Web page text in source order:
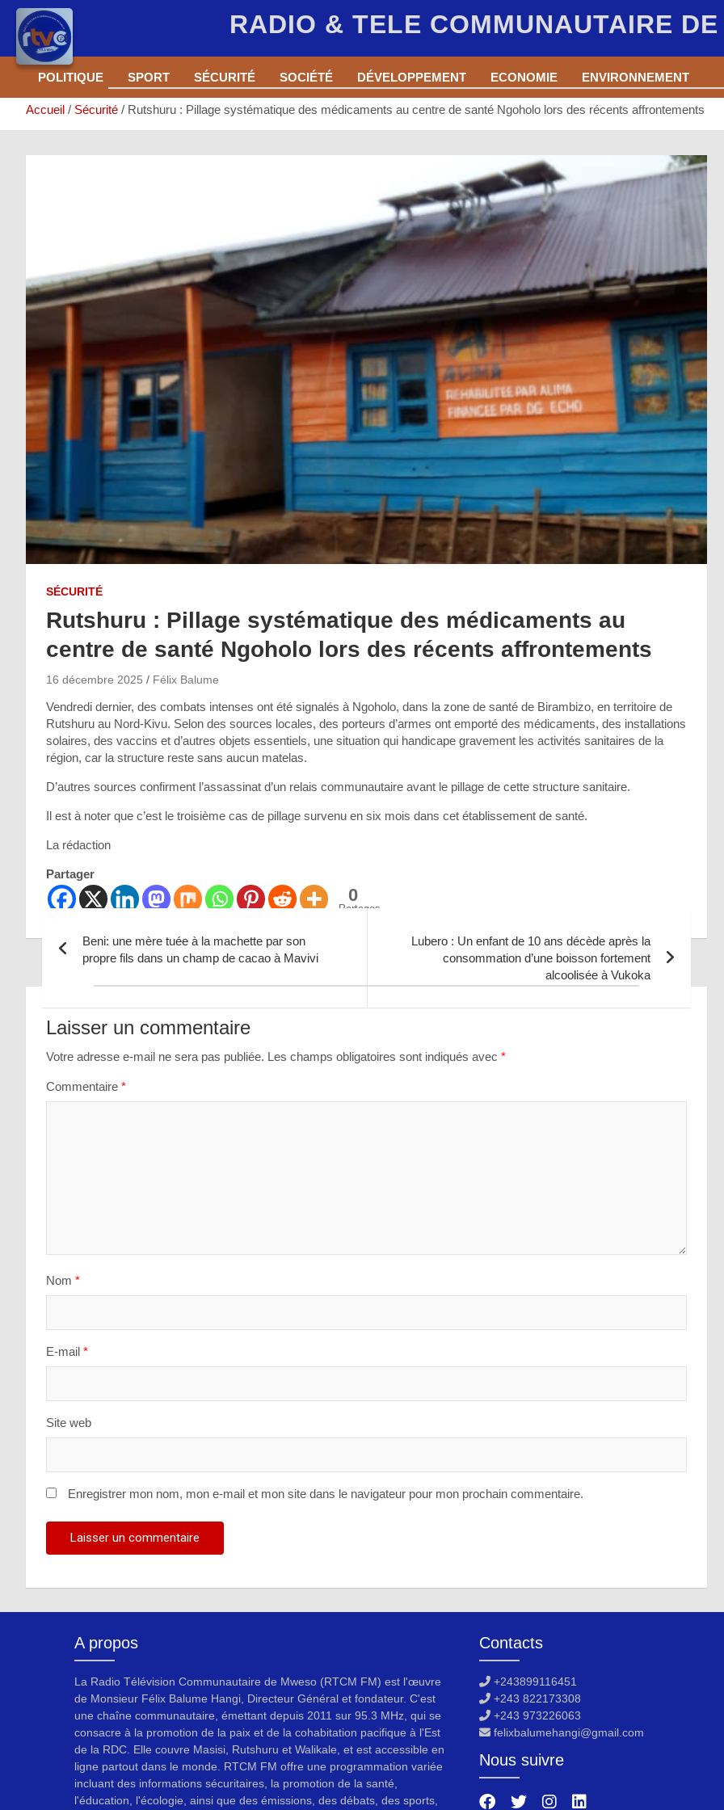
RADIO & TELE COMMUNAUTAIRE DE
Aller
contenu
POLITIQUE SPORT SÉCURITÉ SOCIÉTÉ DÉVELOPPEMENT ECONOMIE ENVIRONNEMENT
Accueil Sécurité Rutshuru : Pillage systématique des médicaments au centre de santé Ngoholo lors des récents affrontements
SÉCURITÉ
Rutshuru : Pillage systématique des médicaments au
centre de santé Ngoholo lors des récents affrontements
16 décembre 2025 Félix Balume
Vendredi dernier, des combats intenses ont été signalés à Ngoholo, dans la zone de santé de Birambizo, en territoire de
Rutshuru au Nord-Kivu. Selon des sources locales, des porteurs d’armes ont emporté des médicaments, des installations
solaires, des vaccins et d’autres objets essentiels, une situation qui handicape gravement les activités sanitaires de la
région, car la structure reste sans aucun matelas.
D’autres sources confirment l’assassinat d’un relais communautaire avant le pillage de cette structure sanitaire.
Il est à noter que c’est le troisième cas de pillage survenu en six mois dans cet établissement de santé.
La rédaction
Partager
0
Partages
Navigation
de
l’article
Beni: une mère tuée à la machette par son
propre fils dans un champ de cacao à Mavivi
Lubero : Un enfant de 10 ans décède après la
consommation d’une boisson fortement
alcoolisée à Vukoka
Laisser un commentaire
Votre adresse e-mail ne sera pas publiée. Les champs obligatoires sont indiqués avec *
Commentaire *
Nom *
E-mail *
Site web
Enregistrer mon nom, mon e-mail et mon site dans le navigateur pour mon prochain commentaire.
A propos
La Radio Télévision Communautaire de Mweso (RTCM FM) est l'œuvre
de Monsieur Félix Balume Hangi, Directeur Général et fondateur. C'est
une chaîne communautaire, émettant depuis 2011 sur 95.3 MHz, qui se
consacre à la promotion de la paix et de la cohabitation pacifique à l'Est
de la RDC. Elle couvre Masisi, Rutshuru et Walikale, et est accessible en
ligne partout dans le monde. RTCM FM offre une programmation variée
incluant des informations sécuritaires, la promotion de la santé,
l'éducation, l'écologie, ainsi que des émissions, des débats, des sports,
Contacts
+243899116451
+243 822173308
+243 973226063
felixbalumehangi@gmail.com
Nous suivre